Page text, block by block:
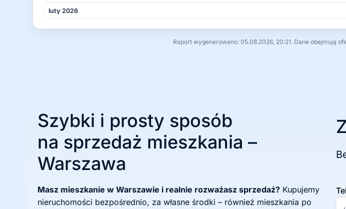
luty 2026
Raport wygenerowano: 05.08.2026, 20:21. Dane obejmują
Szybki i prosty sposób
na sprzedaż mieszkania –
Warszawa
Masz mieszkanie w Warszawie i realnie rozważasz sprzedaż? Kupujemy
nieruchomości bezpośrednio, za własne środki – również mieszkania po